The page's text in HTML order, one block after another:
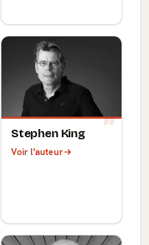
Stephen King
Voir l'auteur